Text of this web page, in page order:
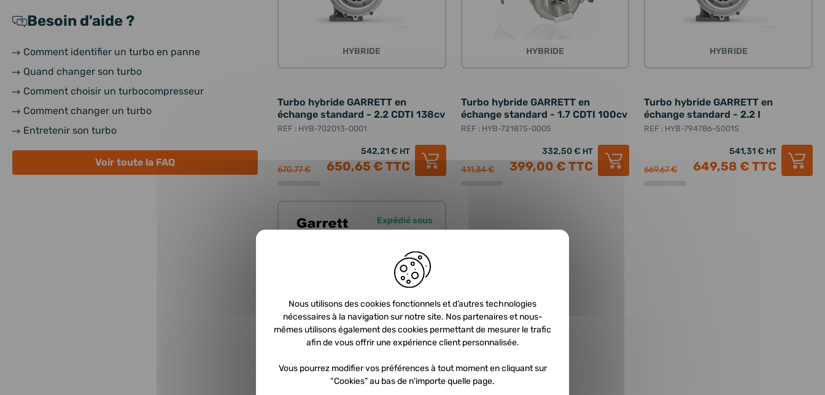
Besoin d'aide ?
Comment identifier un turbo en panne
Quand changer son turbo
Comment choisir un turbocompresseur
Comment changer un turbo
Entretenir son turbo
Voir toute la FAQ
HYBRIDE
Turbo hybride GARRETT en
échange standard - 2.2 CDTI 138cv
REF : HYB-702013-0001
670,77 €
542,21 € HT
650,65 € TTC
HYBRIDE
Turbo hybride GARRETT en
échange standard - 1.7 CDTI 100cv
REF : HYB-721875-0005
411,34 €
332,50 € HT
399,00 € TTC
HYBRIDE
Turbo hybride GARRETT en
échange standard - 2.2 I
REF : HYB-794786-5001S
669,67 €
541,31 € HT
649,58 € TTC
Expédié sous
24 à 72H
Nous utilisons des cookies fonctionnels et d’autres technologies
nécessaires à la navigation sur notre site. Nos partenaires et nous-
mêmes utilisons également des cookies permettant de mesurer le trafic
afin de vous offrir une expérience client personnalisée.
Vous pourrez modifier vos préférences à tout moment en cliquant sur
“Cookies” au bas de n'importe quelle page.